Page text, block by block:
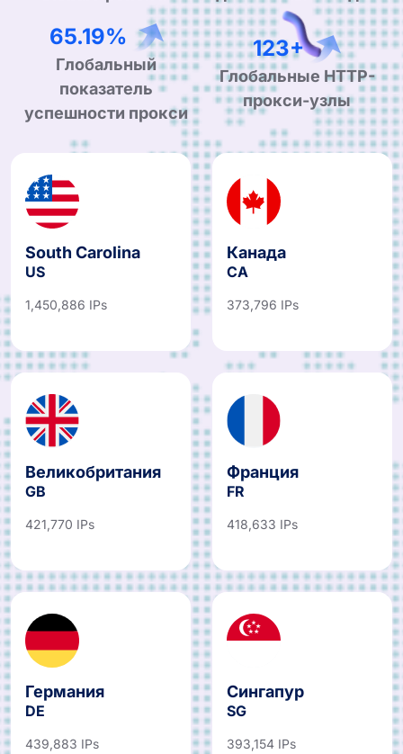
99.90%
Глобальный
показатель
успешности прокси
190+
Глобальные HTTP-
прокси-узлы
South Carolina
US
1,450,886 IPs
Канада
CA
373,796 IPs
Великобритания
GB
421,770 IPs
Франция
FR
418,633 IPs
Германия
DE
439,883 IPs
Сингапур
SG
393,154 IPs